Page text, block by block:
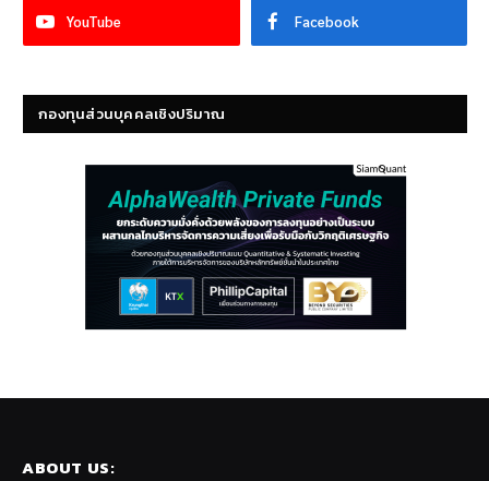
YouTube Facebook
กองทุนส่วนบุคคลเชิงปริมาณ
ABOUT US: